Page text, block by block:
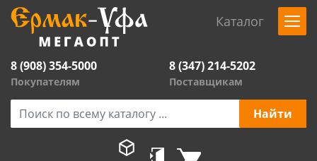
Каталог
8 (908) 354-5000
Покупателям
8 (347) 214-5202
Поставщикам